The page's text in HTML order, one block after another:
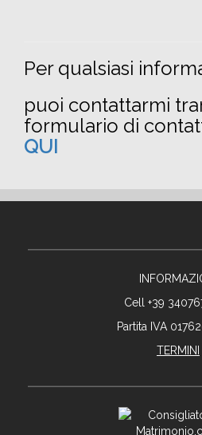
Per qualsiasi
puoi contattarmi
formulario di
QUI
Cell +39
Partita IVA
TERMINI